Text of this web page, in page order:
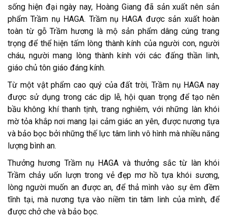
sống hiện đại ngày nay, Hoàng Giang đã sản xuất nên sản
phẩm Trầm nụ HAGA. Trầm nụ HAGA được sản xuất hoàn
toàn từ gỗ Trầm hương là mộ sản phẩm dâng cúng trang
trọng để thể hiện tấm lòng thành kính của người con, người
cháu, người mang lòng thành kính với các đấng thần linh,
giáo chủ tôn giáo đáng kính.
Từ một vật phẩm cao quý của đất trời, Trầm nụ HAGA nay
được sử dụng trong các dịp lễ, hội quan trọng để tạo nên
bầu không khí thanh tịnh, trang nghiêm, với những làn khói
mờ tỏa khắp nơi mang lại cảm giác an yên, được nương tựa
và bảo bọc bởi những thế lực tâm linh vô hình mà nhiều năng
lượng bình an.
Thưởng hương Trầm nụ HAGA và thưởng sắc từ làn khói
Trầm chảy uốn lượn trong vẻ đẹp mơ hồ tựa khói sương,
lòng người muốn an được an, để thả mình vào sự êm đềm
tĩnh tại, mà nương tựa vào niềm tin tâm linh của mình, để
được chở che và bảo bọc.